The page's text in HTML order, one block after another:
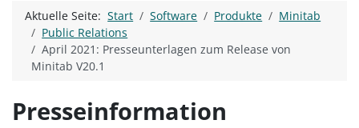
Aktuelle Seite:Start Software Produkte
Minitab
Public Relations
April 2021: Presseunterlagen zum Release von
Minitab V20.1
Presseinformation